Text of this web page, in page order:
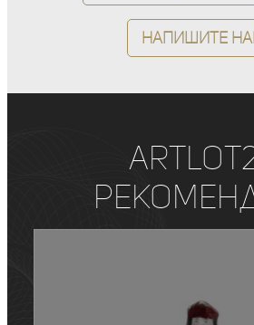
Напишите